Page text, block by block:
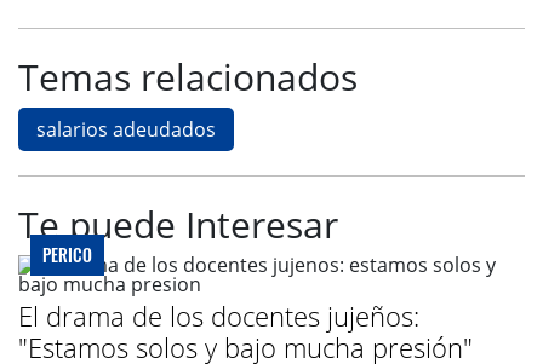
Temas relacionados
salarios adeudados
Te puede Interesar
PERICO
El drama de los docentes jujeños:
"Estamos solos y bajo mucha presión"